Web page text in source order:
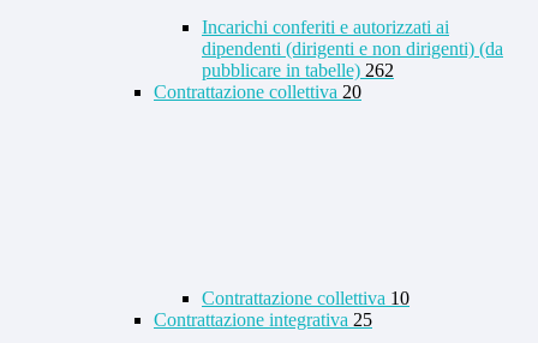
Incarichi conferiti e autorizzati ai
dipendenti (dirigenti e non dirigenti) (da
pubblicare in tabelle) 262
Contrattazione collettiva 20
Contrattazione collettiva 10
Contrattazione integrativa 25